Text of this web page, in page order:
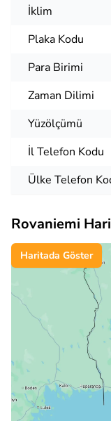
İklim
Plaka Kodu
Para Birimi
Zaman Dilimi
Yüzölçümü
İl Telefon Kodu
Ülke Telefon
Rovaniemi
Haritada Göster